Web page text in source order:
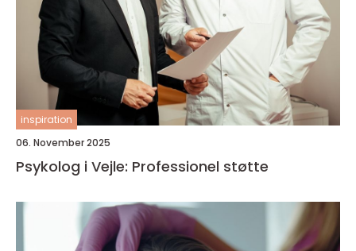
inspiration
06. November 2025
Psykolog i Vejle: Professionel støtte